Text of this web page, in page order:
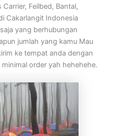
Feilbed, Bantal,
Cakarlangit Indonesia
yang berhubungan
jumlah yang kamu Mau
ke tempat anda dengan
order yah hehehehe.